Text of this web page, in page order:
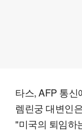
타스, AFP 통신
렘린궁 대변인
"미국의 퇴임하